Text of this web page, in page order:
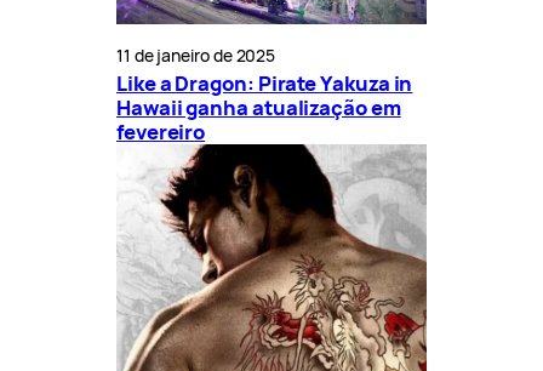
11 de janeiro de 2025
Like a Dragon: Pirate Yakuza in
Hawaii ganha atualização em
fevereiro